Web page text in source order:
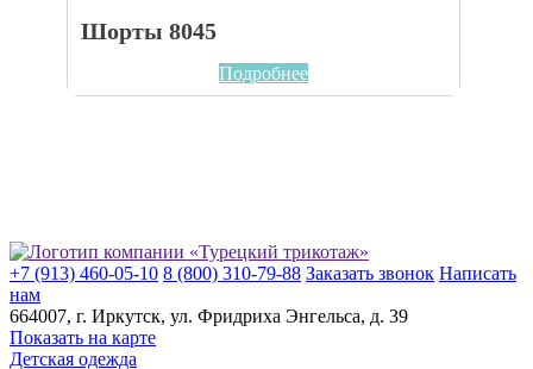
Шорты 8045
Подробнее
+7 (913) 460-05-10 8 (800) 310-79-88 Заказать звонок Написать
нам
664007, г. Иркутск, ул. ​Фридриха Энгельса, д. 39
Показать на карте
Детская одежда